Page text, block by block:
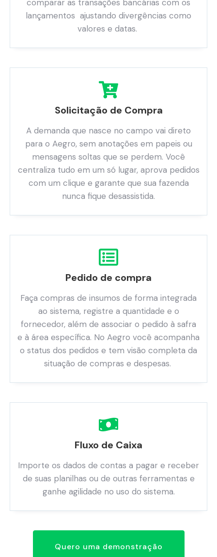
comparar as transações bancárias com os
lançamentos ajustando divergências como
valores e datas.
Solicitação de Compra
A demanda que nasce no campo vai direto
para o Aegro, sem anotações em papeis ou
mensagens soltas que se perdem. Você
centraliza tudo em um só lugar, aprova pedidos
com um clique e garante que sua fazenda
nunca fique desassistida.
Pedido de compra
Faça compras de insumos de forma integrada
ao sistema, registre a quantidade e o
fornecedor, além de associar o pedido à safra
e à área específica. No Aegro você acompanha
o status dos pedidos e tem visão completa da
situação de compras e despesas.
Fluxo de Caixa
Importe os dados de contas a pagar e receber
de suas planilhas ou de outras ferramentas e
ganhe agilidade no uso do sistema.
Quero uma demonstração